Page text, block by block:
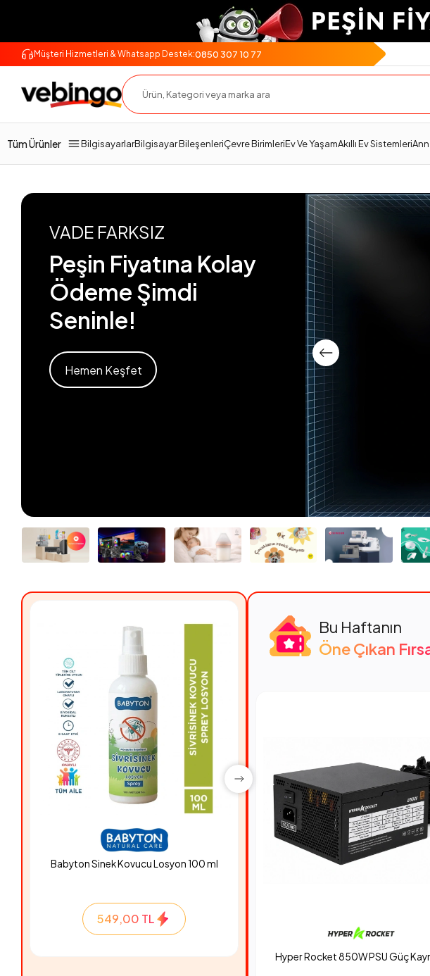
Müşteri Hizmetleri & Whatsapp Destek:0850 307 10 77
Tüm Ürünler BilgisayarlarBilgisayar BileşenleriÇevre BirimleriEv Ve YaşamAkıllı Ev Sistemleri
VADE FARKSIZ
Peşin Fiyatına Kolay
Ödeme Şimdi
Seninle!
Hemen Keşfet
Babyton Sinek Kovucu Losyon 100 ml
549,00 TL
Hyper Rocket 850W PSU Güç
Bu Haftanın
Öne Çıkan
Hyper Rocket 850W PSU Güç